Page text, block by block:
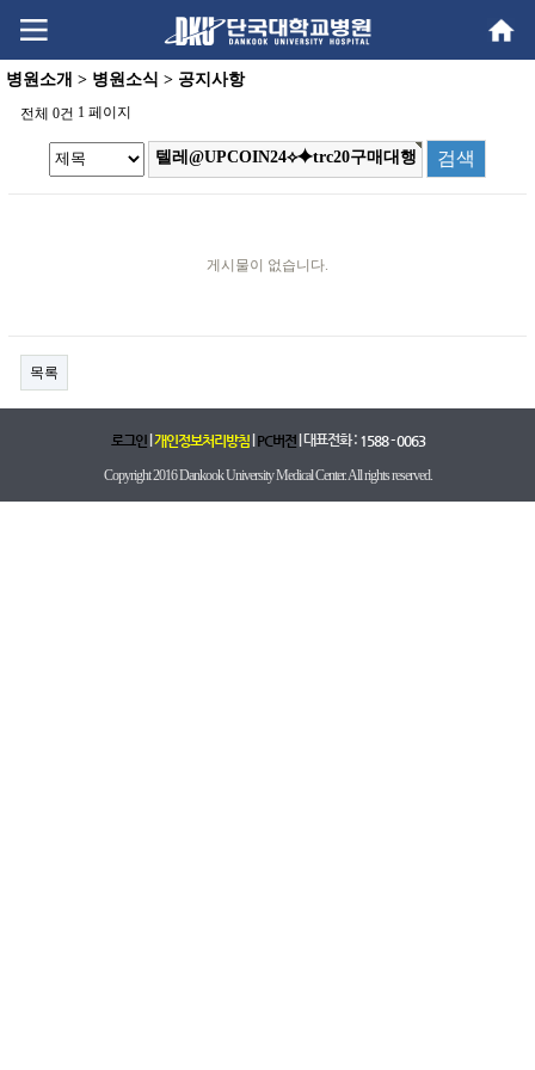
content
menu
병원소개 > 병원소식 > 공지사항
전체 0건 1 페이지
게시물이 없습니다.
목록
로그인|개인정보처리방침|PC버전| 대표전화 : 1588 - 0063
Copyright 2016 Dankook University Medical Center. All rights reserved.